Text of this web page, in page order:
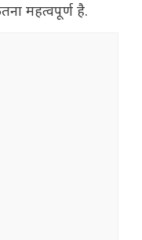
महत्वपूर्ण है.